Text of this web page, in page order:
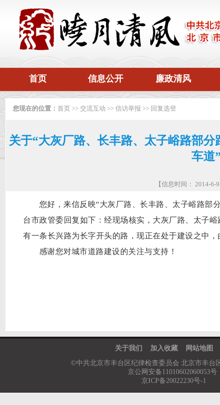
首页 信息公开 廉政清风
您现在的位置： 首页 >> 交流互动 >> 信访举报 >> 回复选登
关于“大灰厂路、长丰路、太子峪路部
车道
【信息时间： 2014-
您好，来信反映“大灰厂路、长丰路、太子峪路部
台市政管委回复如下：经现场核实，大灰厂路、太子
有一条长兴路为长字开头的路，现正在处于建设之中
感谢您对城市道路建设的关注与支持！